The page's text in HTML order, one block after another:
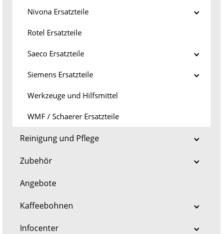
Nivona Ersatzteile
Rotel Ersatzteile
Saeco Ersatzteile
Siemens Ersatzteile
Werkzeuge und Hilfsmittel
WMF / Schaerer Ersatzteile
Reinigung und Pflege
Zubehör
Angebote
Kaffeebohnen
Infocenter